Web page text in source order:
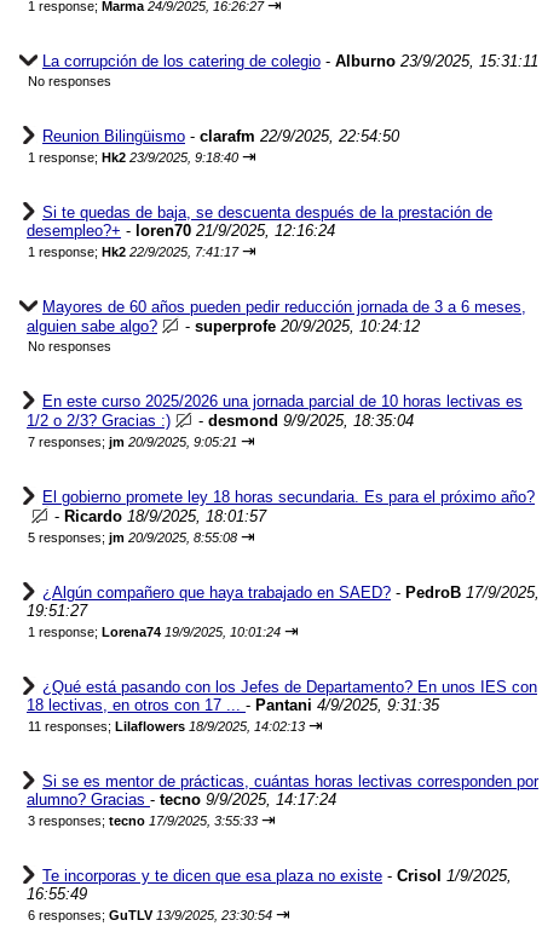
1 response; Marma 24/9/2025, 16:26:27 ⇥
La corrupción de los catering de colegio - Alburno 23/9/2025, 15:31:11
No responses
Reunion Bilingüismo - clarafm 22/9/2025, 22:54:50
1 response; Hk2 23/9/2025, 9:18:40 ⇥
Si te quedas de baja, se descuenta después de la prestación de
desempleo?+ - loren70 21/9/2025, 12:16:24
1 response; Hk2 22/9/2025, 7:41:17 ⇥
Mayores de 60 años pueden pedir reducción jornada de 3 a 6 meses,
alguien sabe algo?
- superprofe 20/9/2025, 10:24:12
No responses
En este curso 2025/2026 una jornada parcial de 10 horas lectivas es
1/2 o 2/3? Gracias :)
- desmond 9/9/2025, 18:35:04
7 responses; jm 20/9/2025, 9:05:21 ⇥
El gobierno promete ley 18 horas secundaria. Es para el próximo año?
- Ricardo 18/9/2025, 18:01:57
5 responses; jm 20/9/2025, 8:55:08 ⇥
¿Algún compañero que haya trabajado en SAED? - PedroB 17/9/2025,
19:51:27
1 response; Lorena74 19/9/2025, 10:01:24 ⇥
¿Qué está pasando con los Jefes de Departamento? En unos IES con
18 lectivas, en otros con 17 ... - Pantani 4/9/2025, 9:31:35
11 responses; Lilaflowers 18/9/2025, 14:02:13 ⇥
Si se es mentor de prácticas, cuántas horas lectivas corresponden por
alumno? Gracias - tecno 9/9/2025, 14:17:24
3 responses; tecno 17/9/2025, 3:55:33 ⇥
Te incorporas y te dicen que esa plaza no existe - Crisol 1/9/2025,
16:55:49
6 responses; GuTLV 13/9/2025, 23:30:54 ⇥